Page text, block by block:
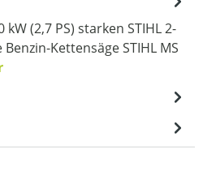
(2,7 PS) starken STIHL 2-
Kettensäge STIHL MS